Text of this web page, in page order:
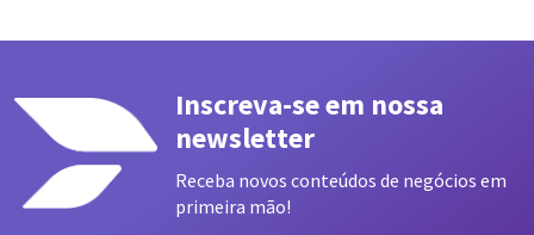
Inscreva-se em nossa
newsletter
Receba novos conteúdos de negócios em
primeira mão!